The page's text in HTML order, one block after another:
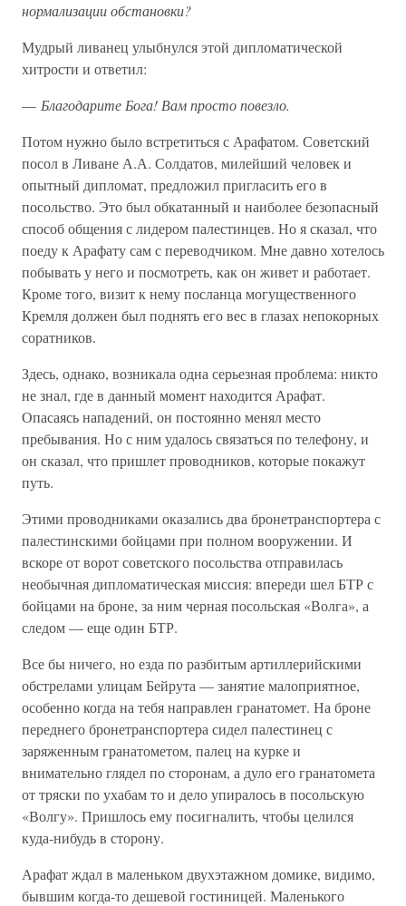
нормализации обстановки?
Мудрый ливанец улыбнулся этой дипломатической
хитрости и ответил:
— Благодарите Бога! Вам просто повезло.
Потом нужно было встретиться с Арафатом. Советский
посол в Ливане А.А. Солдатов, милейший человек и
опытный дипломат, предложил пригласить его в
посольство. Это был обкатанный и наиболее безопасный
способ общения с лидером палестинцев. Но я сказал, что
поеду к Арафату сам с переводчиком. Мне давно хотелось
побывать у него и посмотреть, как он живет и работает.
Кроме того, визит к нему посланца могущественного
Кремля должен был поднять его вес в глазах непокорных
соратников.
Здесь, однако, возникала одна серьезная проблема: никто
не знал, где в данный момент находится Арафат.
Опасаясь нападений, он постоянно менял место
пребывания. Но с ним удалось связаться по телефону, и
он сказал, что пришлет проводников, которые покажут
путь.
Этими проводниками оказались два бронетранспортера с
палестинскими бойцами при полном вооружении. И
вскоре от ворот советского посольства отправилась
необычная дипломатическая миссия: впереди шел БТР с
бойцами на броне, за ним черная посольская «Волга», а
следом — еще один БТР.
Все бы ничего, но езда по разбитым артиллерийскими
обстрелами улицам Бейрута — занятие малоприятное,
особенно когда на тебя направлен гранатомет. На броне
переднего бронетранспортера сидел палестинец с
заряженным гранатометом, палец на курке и
внимательно глядел по сторонам, а дуло его гранатомета
от тряски по ухабам то и дело упиралось в посольскую
«Волгу». Пришлось ему посигналить, чтобы целился
куда-нибудь в сторону.
Арафат ждал в маленьком двухэтажном домике, видимо,
бывшим когда-то дешевой гостиницей. Маленького